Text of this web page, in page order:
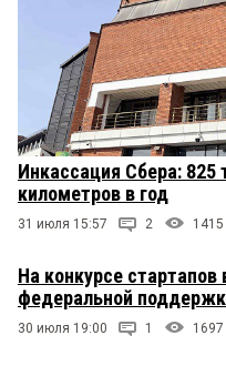
Инкассация Сбера:
километров в год
31 июля 15:57 2 1415
На конкурсе
федеральной
30 июля 19:00 1 1697